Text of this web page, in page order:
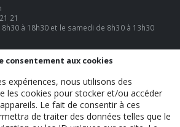
21
à 18h30 et le samedi de 8h30 à 13h30
© 2026. TOUS DROITS RÉSERVÉS.
consentement aux cookies
expériences, nous utilisons des
les cookies pour stocker et/ou accéder
Le fait de consentir à ces
de traiter des données telles que le